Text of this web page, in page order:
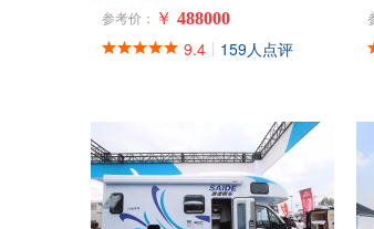
参考价： ￥ 488000
9.4 159人点评